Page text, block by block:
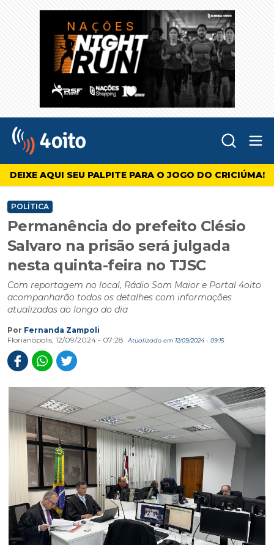
4oito
DEIXE AQUI SEU PALPITE PARA O JOGO DO CRICIÚMA!
POLÍTICA
Permanência do prefeito Clésio
Salvaro na prisão será julgada
nesta quinta-feira no TJSC
Com reportagem no local, Rádio Som Maior e Portal 4oito
acompanharão todos os detalhes com informações
atualizadas ao longo do dia
Por Fernanda Zampoli
Florianópolis, 12/09/2024 - 07:28
Atualizado em 12/09/2024 - 09:15